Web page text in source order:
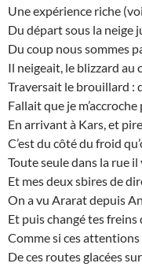
Une expérience riche
Du départ sous la neige
Du coup nous sommes
Il neigeait, le blizzard au
Traversait le brouillard :
Fallait que je
En arrivant à Kars, et
C’est du côté du froid
Toute seule dans la rue
Et mes deux sbires de
On a vu Ararat depuis
Et puis changé tes freins
Comme si ces
De ces routes glacées